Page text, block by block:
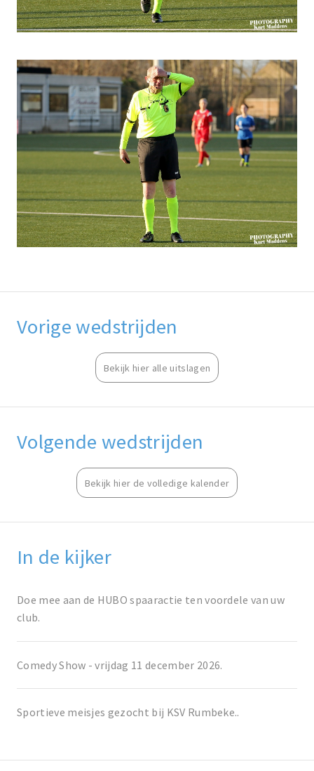
Vorige wedstrijden
Bekijk hier alle uitslagen
Volgende wedstrijden
Bekijk hier de volledige kalender
In de kijker
Doe mee aan de HUBO spaaractie ten voordele van uw
club.
Comedy Show - vrijdag 11 december 2026.
Sportieve meisjes gezocht bij KSV Rumbeke..